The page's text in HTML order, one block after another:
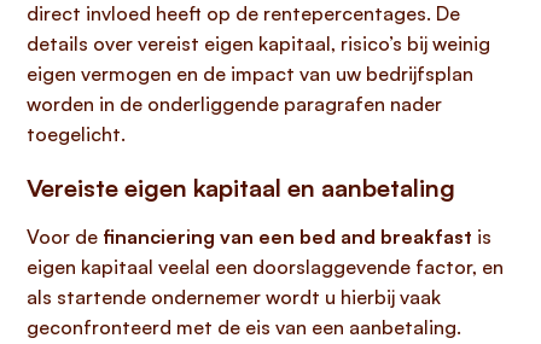
direct invloed heeft op de rentepercentages. De
details over vereist eigen kapitaal, risico’s bij weinig
eigen vermogen en de impact van uw bedrijfsplan
worden in de onderliggende paragrafen nader
toegelicht.
Vereiste eigen kapitaal en aanbetaling
Voor de financiering van een bed and breakfast is
eigen kapitaal veelal een doorslaggevende factor, en
als startende ondernemer wordt u hierbij vaak
geconfronteerd met de eis van een aanbetaling.